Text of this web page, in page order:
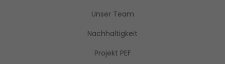
Unser Team
Nachhaltigkeit
Projekt PEF